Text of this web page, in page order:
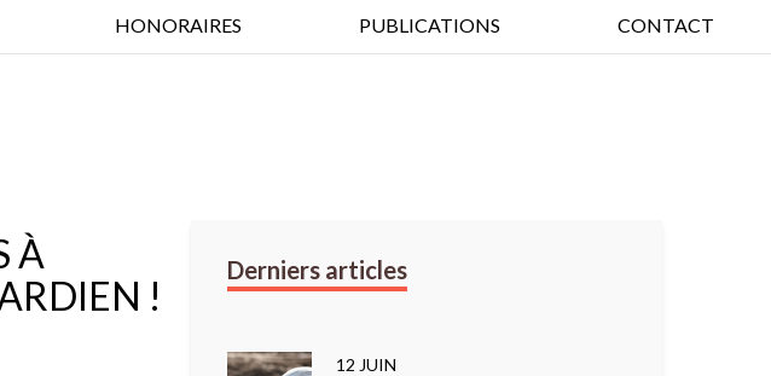
HONORAIRES PUBLICATIONS CONTACT
À
!
12 JUIN